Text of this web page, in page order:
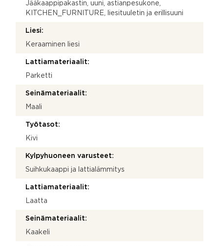
Jääkaappipakastin, uuni, astianpesukone,
KITCHEN_FURNITURE, liesituuletin ja erillisuuni
Liesi:
Keraaminen liesi
Lattiamateriaalit:
Parketti
Seinämateriaalit:
Maali
Työtasot:
Kivi
Kylpyhuoneen varusteet:
Suihkukaappi ja lattialämmitys
Lattiamateriaalit:
Laatta
Seinämateriaalit:
Kaakeli